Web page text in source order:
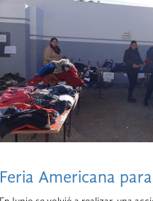
Feria Americana